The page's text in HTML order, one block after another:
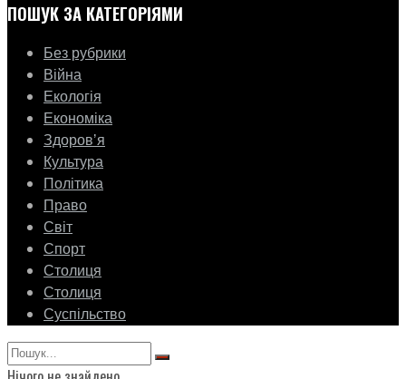
ПОШУК ЗА КАТЕГОРІЯМИ
Без рубрики
Війна
Екологія
Економіка
Здоровʼя
Культура
Політика
Право
Світ
Спорт
Столиця
Столиця
Суспільство